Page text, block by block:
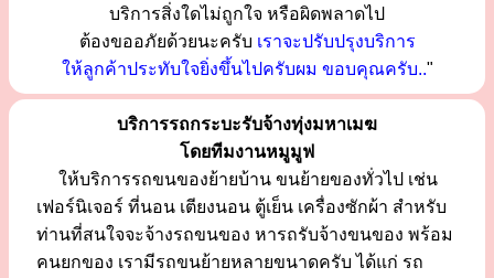
บริการสิ่งใดไม่ถูกใจ หรือผิดพลาดไป
ต้องขออภัยด้วยนะครับ เราจะปรับปรุงบริการ
ให้ลูกค้าประทับใจยิ่งขึ้นไปครับผม ขอบคุณครับ.."
บริการรถกระบะรับจ้างทุ่งมหาเมฆ
โดยทีมงานหมูมูฟ
ให้บริการรถขนของย้ายบ้าน ขนย้ายของทั่วไป เช่น
เฟอร์นิเจอร์ ที่นอน เตียงนอน ตู้เย็น เครื่องซักผ้า สำหรับ
ท่านที่สนใจจะจ้างรถขนของ หารถรับจ้างขนของ พร้อม
คนยกของ เรามีรถขนย้ายหลายขนาดครับ ได้แก่ รถ